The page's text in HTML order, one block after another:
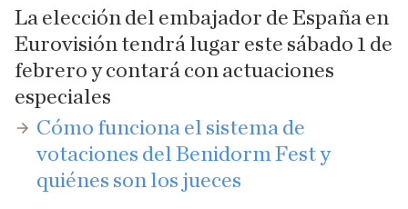
La elección del embajador de España en
Eurovisión tendrá lugar este sábado 1 de
febrero y contará con actuaciones
especiales
​Cómo funciona el sistema de
votaciones del Benidorm Fest y
quiénes son los jueces